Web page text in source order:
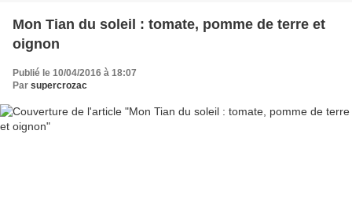
Mon Tian du soleil : tomate, pomme de terre et
oignon
Publié le 10/04/2016 à 18:07
Par supercrozac